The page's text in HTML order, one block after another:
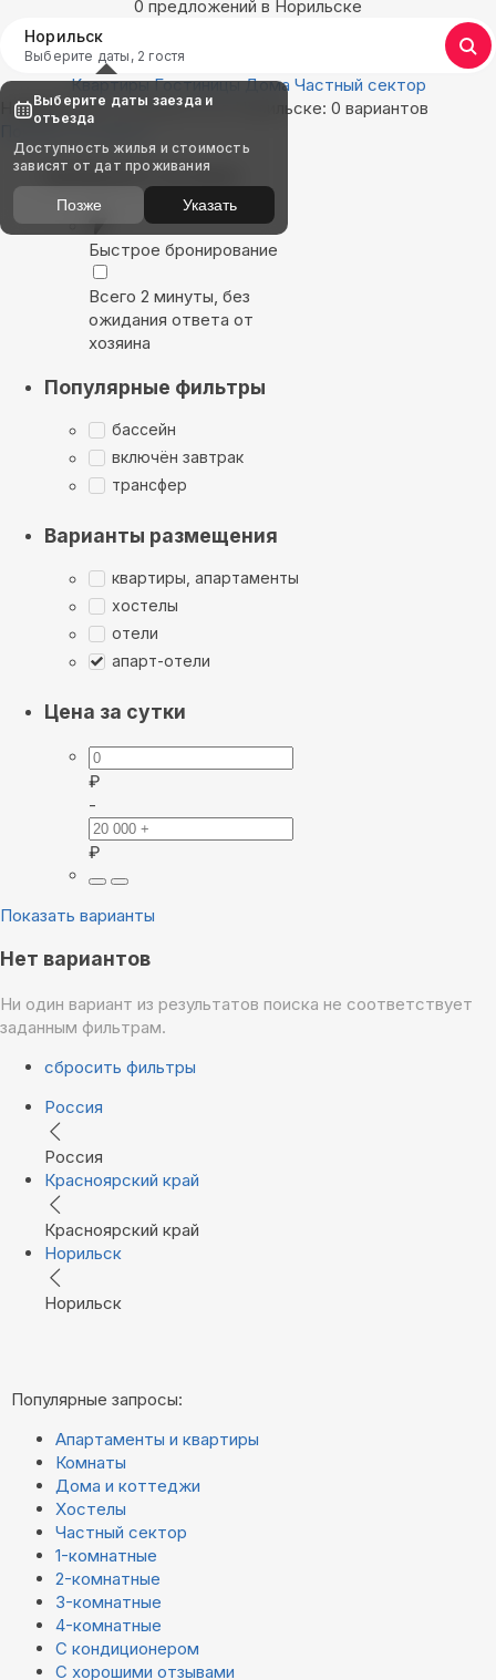
0 предложений в Норильске
Норильск
Выберите даты, 2 гостя
Квартиры Гостиницы Дома Частный сектор
Найдём, где остановиться в Норильске: 0 вариантов
Показать на карте
Выбирайте лучшее
Быстрое бронирование
Всего 2 минуты, без
ожидания ответа от
хозяина
Популярные фильтры
бассейн
включён завтрак
трансфер
Варианты размещения
квартиры, апартаменты
хостелы
отели
апарт-отели
Цена за сутки
₽
-
₽
Показать варианты
Нет вариантов
Ни один вариант из результатов поиска не соответствует
заданным фильтрам.
сбросить фильтры
Россия
Россия
Красноярский край
Красноярский край
Норильск
Норильск
Популярные запросы:
Апартаменты и квартиры
Комнаты
Дома и коттеджи
Хостелы
Частный сектор
1-комнатные
2-комнатные
3-комнатные
4-комнатные
С кондиционером
С хорошими отзывами
Выберите даты заезда и
отъезда
Доступность жилья и стоимость
зависят от дат проживания
Позже Указать